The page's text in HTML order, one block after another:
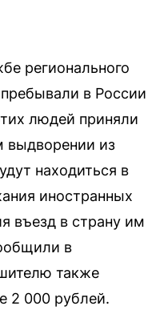
регионального
в России
людей приняли
выдворении из
находиться в
иностранных
въезд в страну им
в
также
2 000 рублей.